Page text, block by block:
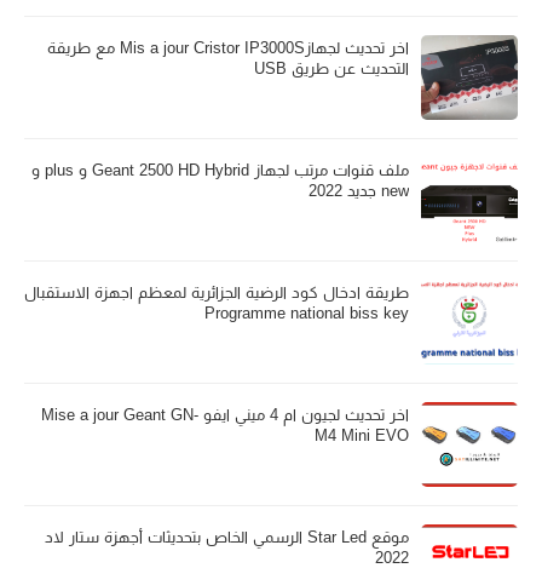
اخر تحديث لجهازMis a jour Cristor IP3000S مع طريقة
التحديث عن طريق USB
ملف قنوات مرتب لجهاز Geant 2500 HD Hybrid و plus و
new جديد 2022
طريقة ادخال كود الرضية الجزائرية لمعظم اجهزة الاستقبال
Programme national biss key
اخر تحديث لجيون ام 4 ميني ايفو Mise a jour Geant GN-
M4 Mini EVO
موقع Star Led الرسمي الخاص بتحديثات أجهزة ستار لاد
2022